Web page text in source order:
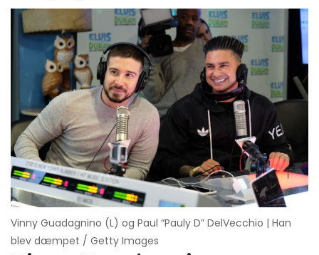
Vinny Guadagnino (L) og Paul “Pauly D” DelVecchio | Han
blev dæmpet / Getty Images